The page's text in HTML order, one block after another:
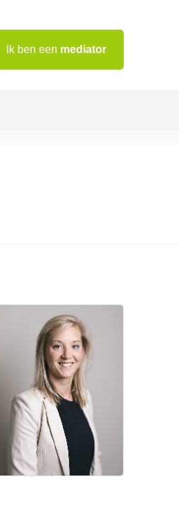
Ik ben een mediator